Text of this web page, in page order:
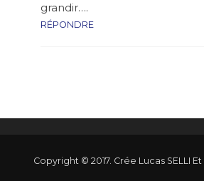
grandir….
RÉPONDRE
Copyright © 2017. Crée Lucas SELLI Et